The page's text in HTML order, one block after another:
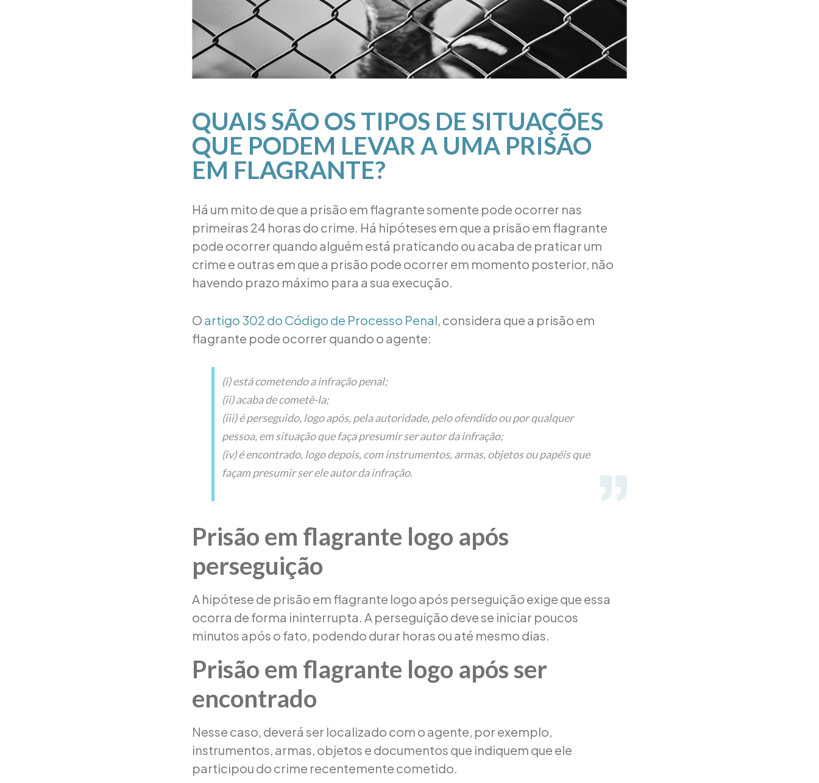
QUAIS SÃO OS TIPOS DE SITUAÇÕES
QUE PODEM LEVAR A UMA PRISÃO
EM FLAGRANTE?
Há um mito de que a prisão em flagrante somente pode ocorrer nas
primeiras 24 horas do crime. Há hipóteses em que a prisão em flagrante
pode ocorrer quando alguém está praticando ou acaba de praticar um
crime e outras em que a prisão pode ocorrer em momento posterior, não
havendo prazo máximo para a sua execução.
O artigo 302 do Código de Processo Penal, considera que a prisão em
flagrante pode ocorrer quando o agente:
(i) está cometendo a infração penal;
(ii) acaba de cometê-la;
(iii) é perseguido, logo após, pela autoridade, pelo ofendido ou por qualquer
pessoa, em situação que faça presumir ser autor da infração;
(iv) é encontrado, logo depois, com instrumentos, armas, objetos ou papéis que
façam presumir ser ele autor da infração.
Prisão em flagrante logo após
perseguição
A hipótese de prisão em flagrante logo após perseguição exige que essa
ocorra de forma ininterrupta. A perseguição deve se iniciar poucos
minutos após o fato, podendo durar horas ou até mesmo dias.
Prisão em flagrante logo após ser
encontrado
Nesse caso, deverá ser localizado com o agente, por exemplo,
instrumentos, armas, objetos e documentos que indiquem que ele
participou do crime recentemente cometido.